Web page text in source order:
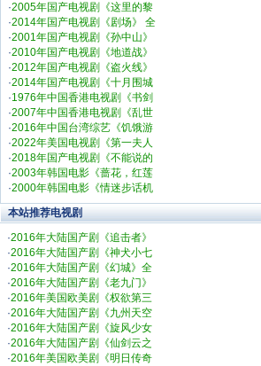
·2005年国产电视剧《这里的黎
·2014年国产电视剧《剧场》 全
·2001年国产电视剧《孙中山》
·2010年国产电视剧《地道战》
·2012年国产电视剧《盗火线》
·2014年国产电视剧《十月围城
·1976年中国香港电视剧《书剑
·2007年中国香港电视剧《乱世
·2016年中国台湾综艺《饥饿游
·2022年美国电视剧《第一夫人
·2018年国产电视剧《不能说的
·2003年韩国电影《蔷花，红莲
·2000年韩国电影《情迷步话机
本站推荐电视剧
·2016年大陆国产剧《追击者》
·2016年大陆国产剧《神犬小七
·2016年大陆国产剧《幻城》全
·2016年大陆国产剧《老九门》
·2016年美国欧美剧《权欲第三
·2016年大陆国产剧《九州天空
·2016年大陆国产剧《旋风少女
·2016年大陆国产剧《仙剑云之
·2016年美国欧美剧《明日传奇